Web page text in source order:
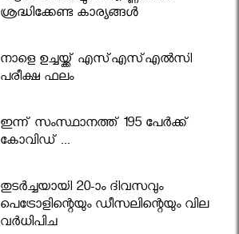
ശ്രദ്ധിക്കേണ്ട കാര്യങ്ങൾ
നാളെ ഉച്ചയ്ക്ക് എസ്എസ്എല്‍സി
പരീക്ഷ ഫലം
ഇന്ന് സംസ്ഥാനത്ത് 195 പേര്‍ക്ക്
കോവിഡ് ...
തുടർച്ചയായി 20-ാം ദിവസവും
പെട്രോളിന്റെയും ഡീസലിന്റെയും വില
വര്‍ധിപ്പിച്ചു